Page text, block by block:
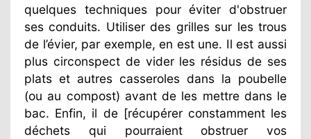
quelques techniques pour éviter d'obstruer
ses conduits. Utiliser des grilles sur les trous
de l’évier, par exemple, en est une. Il est aussi
plus circonspect de vider les résidus de ses
plats et autres casseroles dans la poubelle
(ou au compost) avant de les mettre dans le
bac. Enfin, il de [récupérer constamment les
déchets qui pourraient obstruer vos